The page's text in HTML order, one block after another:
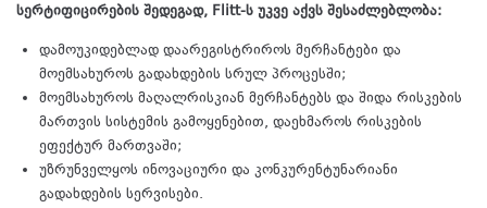
სერტიფიცირების შედეგად, Flitt-ს უკვე აქვს შესაძლებლობა:
დამოუკიდებლად დაარეგისტრიროს მერჩანტები და
მოემსახუროს გადახდების სრულ პროცესში;
მოემსახუროს მაღალრისკიან მერჩანტებს და შიდა რისკების
მართვის სისტემის გამოყენებით, დაეხმაროს რისკების
ეფექტურ მართვაში;
უზრუნველყოს ინოვაციური და კონკურენტუნარიანი
გადახდების სერვისები.